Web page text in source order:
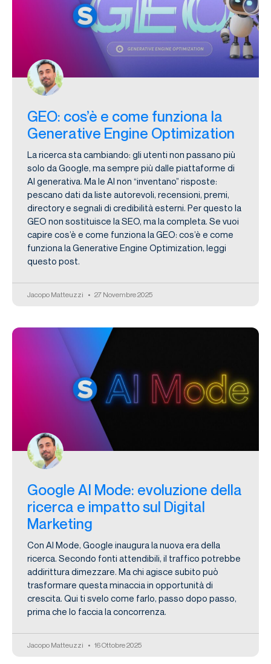
GEO: cos’è e come funziona la
Generative Engine Optimization
La ricerca sta cambiando: gli utenti non passano più
solo da Google, ma sempre più dalle piattaforme di
AI generativa. Ma le AI non “inventano” risposte:
pescano dati da liste autorevoli, recensioni, premi,
directory e segnali di credibilità esterni. Per questo la
GEO non sostituisce la SEO, ma la completa. Se vuoi
capire cos’è e come funziona la GEO: cos’è e come
funziona la Generative Engine Optimization, leggi
questo post.
Jacopo Matteuzzi 27 Novembre 2025
Google AI Mode: evoluzione della
ricerca e impatto sul Digital
Marketing
Con AI Mode, Google inaugura la nuova era della
ricerca. Secondo fonti attendibili, il traffico potrebbe
addirittura dimezzare. Ma chi agisce subito può
trasformare questa minaccia in opportunità di
crescita. Qui ti svelo come farlo, passo dopo passo,
prima che lo faccia la concorrenza.
Jacopo Matteuzzi 16 Ottobre 2025